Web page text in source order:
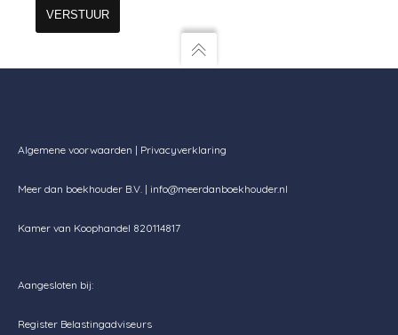
Algemene voorwaarden | Privacyverklaring
Meer dan boekhouder B.V. | info@meerdanboekhouder.nl
Kamer van Koophandel 820114817
Aangesloten bij:
Register Belastingadviseurs